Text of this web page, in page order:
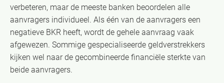
verbeteren, maar de meeste banken beoordelen alle
aanvragers individueel. Als één van de aanvragers een
negatieve BKR heeft, wordt de gehele aanvraag vaak
afgewezen. Sommige gespecialiseerde geldverstrekkers
kijken wel naar de gecombineerde financiële sterkte van
beide aanvragers.